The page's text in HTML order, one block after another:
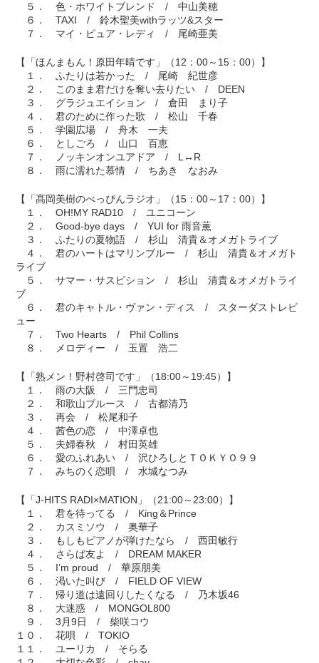
５． 色・ホワイトブレンド / 中山美穂
６． TAXI / 鈴木聖美withラッツ&スター
７． マイ・ピュア・レディ / 尾崎亜美
【「ほんまもん！原田年晴です」（12：00～15：00）】
１． ふたりは若かった / 尾崎 紀世彦
２． このまま君だけを奪い去りたい / DEEN
３． グラジュエイション / 倉田 まり子
４． 君のために作った歌 / 松山 千春
５． 学園広場 / 舟木 一夫
６． としごろ / 山口 百恵
７． ノッキンオンユアドア / L↔R
８． 雨に濡れた慕情 / ちあき なおみ
【「髙岡美樹のべっぴんラジオ」（15：00～17：00）】
１． OH!MY RAD10 / ユニコーン
２． Good-bye days / YUI for 雨音薫
３． ふたりの夏物語 / 杉山 清貴＆オメガトライブ
４． 君のハートはマリンブルー / 杉山 清貴＆オメガト
ライブ
５． サマー・サスピション / 杉山 清貴＆オメガトライ
ブ
６． 君のキャトル・ヴァン・ディス / スターダストレビ
ュー
７． Two Hearts / Phil Collins
８． メロディー / 玉置 浩二
【「熟メン！野村啓司です」（18:00～19:45）】
１． 雨の大阪 / 三門忠司
２． 和歌山ブルース / 古都清乃
３． 再会 / 松尾和子
４． 茜色の恋 / 中澤卓也
５． 夫婦春秋 / 村田英雄
６． 愛のふれあい / 沢ひろしとＴＯＫＹＯ９９
７． みちのく恋唄 / 水城なつみ
【「J-HITS RADI×MATION」（21:00～23:00）】
１． 君を待ってる / King＆Prince
２． カスミソウ / 奥華子
３． もしもピアノが弾けたなら / 西田敏行
４． さらば友よ / DREAM MAKER
５． I’m proud / 華原朋美
６． 渇いた叫び / FIELD OF VIEW
７． 帰り道は遠回りしたくなる / 乃木坂46
８． 大迷惑 / MONGOL800
９． 3月9日 / 柴咲コウ
１０． 花唄 / TOKIO
１１． ユーリカ / そらる